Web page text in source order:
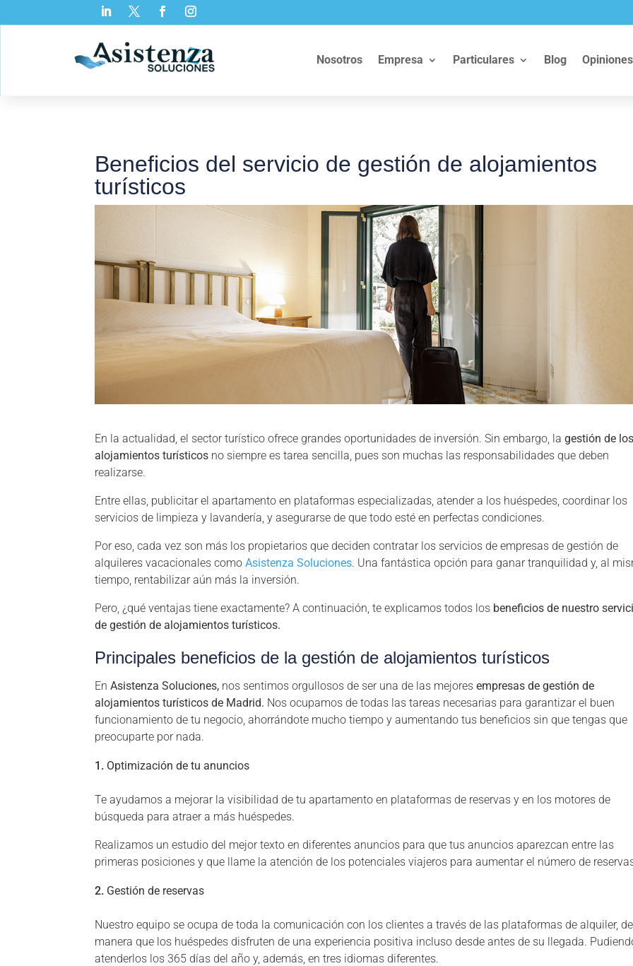
Nosotros Empresa Particulares Blog Opiniones
Beneficios del servicio de gestión de alojamientos
turísticos
En la actualidad, el sector turístico ofrece grandes oportunidades de inversión. Sin embargo, lagestión de
alojamientos turísticos no siempre es tarea sencilla, pues son muchas las responsabilidades que deben
realizarse.
Entre ellas, publicitar el apartamento en plataformas especializadas, atender a los huéspedes, coordinar los
servicios de limpieza y lavandería, y asegurarse de que todo esté en perfectas condiciones.
Por eso, cada vez son más los propietarios que deciden contratar los servicios de empresas de gestión de
alquileres vacacionales como Asistenza Soluciones. Una fantástica opción para ganar tranquilidad y, al
tiempo, rentabilizar aún más la inversión.
Pero, ¿qué ventajas tiene exactamente? A continuación, te explicamos todos los beneficios de nuestro
de gestión de alojamientos turísticos.
Principales beneficios de la gestión de alojamientos turísticos
EnAsistenza Soluciones, nos sentimos orgullosos de ser una de las mejoresempresas de gestión de
alojamientos turísticos de Madrid. Nos ocupamos de todas las tareas necesarias para garantizar el buen
funcionamiento de tu negocio, ahorrándote mucho tiempo y aumentando tus beneficios sin que tengas que
preocuparte por nada.
Optimización de tu anuncios
Te ayudamos a mejorar la visibilidad de tu apartamento en plataformas de reservas y en los motores de
búsqueda para atraer a más huéspedes.
Realizamos un estudio del mejor texto en diferentes anuncios para que tus anuncios aparezcan entre las
primeras posiciones y que llame la atención de los potenciales viajeros para aumentar el número de
Gestión de reservas
Nuestro equipo se ocupa de toda la comunicación con los clientes a través de las plataformas de alquiler, de
manera que los huéspedes disfruten de una experiencia positiva incluso desde antes de su llegada.
atenderlos los 365 días del año y, además, en tres idiomas diferentes.